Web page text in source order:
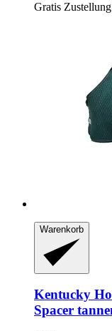
Gratis
Warenkorb
Kentucky
Spacer